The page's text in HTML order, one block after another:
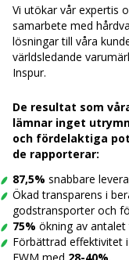
Vi utökar vår expertis
samarbete med
lösningar till våra
världsledande
Inspur.
De resultat som
lämnar inget
och fördelaktiga
de rapporterar:
87,5% snabbare
Ökad transparens i
godstransporter och
75% ökning av
Förbättrad effektivitet